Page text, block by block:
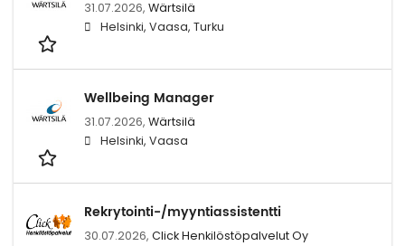
31.07.2026, Wärtsilä
Helsinki, Vaasa, Turku
Wellbeing Manager
31.07.2026, Wärtsilä
Helsinki, Vaasa
Rekrytointi-/myyntiassistentti
30.07.2026, Click Henkilöstöpalvelut Oy